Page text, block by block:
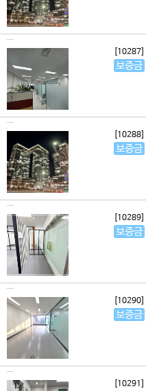
[10287]
보증금
[10288]
보증금
[10289]
보증금
[10290]
보증금
[10291]